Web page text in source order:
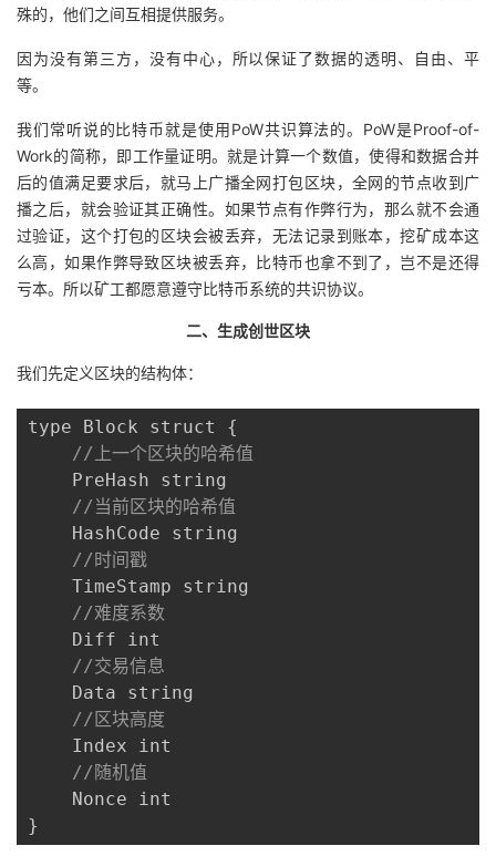
注
验
收
藏
议
殊的，他们之间互相提供服务。
因为没有第三方，没有中心，所以保证了数据的透明、自由、平
等。
我们常听说的比特币就是使用PoW共识算法的。PoW是Proof-of-
Work的简称，即工作量证明。就是计算一个数值，使得和数据合并
后的值满足要求后，就马上广播全网打包区块，全网的节点收到广
播之后，就会验证其正确性。如果节点有作弊行为，那么就不会通
过验证，这个打包的区块会被丢弃，无法记录到账本，挖矿成本这
么高，如果作弊导致区块被丢弃，比特币也拿不到了，岂不是还得
亏本。所以矿工都愿意遵守比特币系统的共识协议。
二、生成创世区块
我们先定义区块的结构体：
type Block struct {
//上一个区块的哈希值
    PreHash string
//当前区块的哈希值
    HashCode string
//时间戳
    TimeStamp string
//难度系数
    Diff int
//交易信息
    Data string
//区块高度
    Index int
//随机值
}